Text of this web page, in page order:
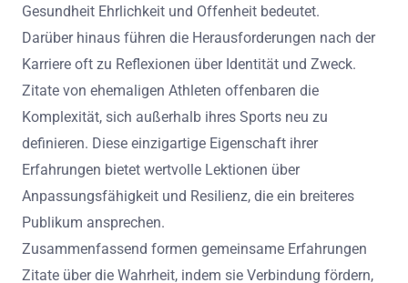
Gesundheit Ehrlichkeit und Offenheit bedeutet.
Darüber hinaus führen die Herausforderungen nach der
Karriere oft zu Reflexionen über Identität und Zweck.
Zitate von ehemaligen Athleten offenbaren die
Komplexität, sich außerhalb ihres Sports neu zu
definieren. Diese einzigartige Eigenschaft ihrer
Erfahrungen bietet wertvolle Lektionen über
Anpassungsfähigkeit und Resilienz, die ein breiteres
Publikum ansprechen.
Zusammenfassend formen gemeinsame Erfahrungen
Zitate über die Wahrheit, indem sie Verbindung fördern,